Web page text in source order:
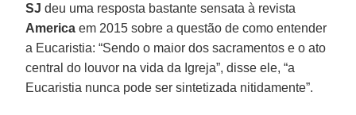
SJ deu uma resposta bastante sensata à revista
America em 2015 sobre a questão de como entender
a Eucaristia: “Sendo o maior dos sacramentos e o ato
central do louvor na vida da Igreja”, disse ele, “a
Eucaristia nunca pode ser sintetizada nitidamente”.